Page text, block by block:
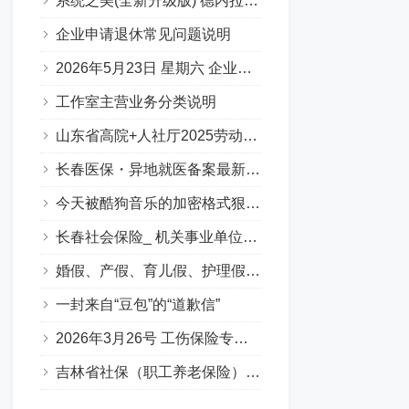
企业申请退休常见问题说明
2026年5月23日 星期六 企业职工基本养老保险专场问答汇总
工作室主营业务分类说明
山东省高院+人社厅2025劳动人事争议十大典型案例
长春医保・异地就医备案最新要点
今天被酷狗音乐的加密格式狠狠上了一课…
长春社会保险_ 机关事业单位养老保险（含职业年金）（Q&A版）
婚假、产假、育儿假、护理假（吉林省地方政策）
一封来自“豆包”的“道歉信”
2026年3月26号 工伤保险专场答疑（Q&A版）
吉林省社保（职工养老保险）补缴政策全解